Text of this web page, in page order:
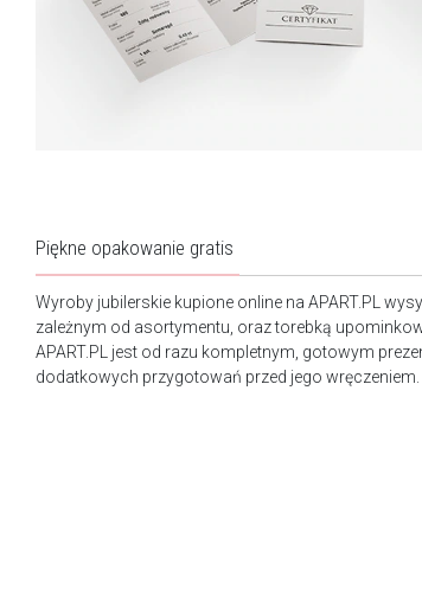
Piękne opakowanie gratis
Wyroby jubilerskie kupione online na APART.PL
zależnym od asortymentu, oraz torebką
APART.PL jest od razu kompletnym, gotowym
dodatkowych przygotowań przed jego wręczeniem.